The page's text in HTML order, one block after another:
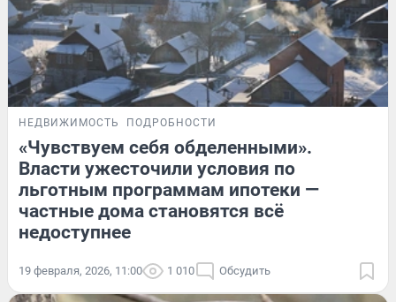
НЕДВИЖИМОСТЬ ПОДРОБНОСТИ
«Чувствуем себя обделенными».
Власти ужесточили условия по
льготным программам ипотеки —
частные дома становятся всё
недоступнее
19 февраля, 2026, 11:00 1 010 Обсудить